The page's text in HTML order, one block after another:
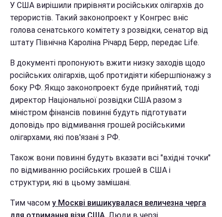
У США вирішили прирівняти російських олігархів до
терористів. Такий законопроект у Конгрес вніс
голова сенатського комітету з розвідки, сенатор від
штату Північна Кароліна Річард Берр, передає Life.
В документі пропонують вжити низку заходів щодо
російських олігархів, щоб протидіяти кібершпіонажу з
боку РФ. Якщо законопроект буде прийнятий, тоді
директор Національної розвідки США разом з
міністром фінансів повинні будуть підготувати
доповідь про відмивання грошей російськими
олігархами, які пов'язані з РФ.
Також вони повинні будуть вказати всі "вхідні точки"
по відмиванню російських грошей в США і
структури, які в цьому замішані.
Тим часом у Москві вишикувалася величезна черга